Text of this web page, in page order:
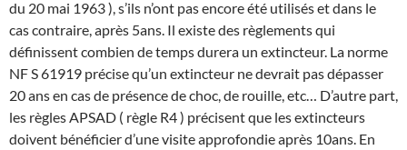
du 20 mai 1963 ), s’ils n’ont pas encore été utilisés et dans le
cas contraire, après 5ans. Il existe des règlements qui
définissent combien de temps durera un extincteur. La norme
NF S 61919 précise qu’un extincteur ne devrait pas dépasser
20 ans en cas de présence de choc, de rouille, etc… D’autre part,
les règles APSAD ( règle R4 ) précisent que les extincteurs
doivent bénéficier d’une visite approfondie après 10ans. En